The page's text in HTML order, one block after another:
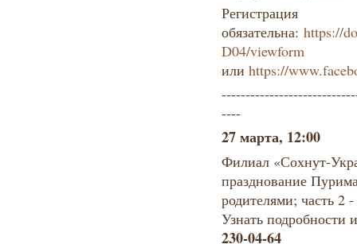
Регистрация
обязательна: https://
D04/viewform
или https://
----
27 марта, 12:00
Филиал «Сохнут-
празднование
родителями; часть 2
Узнать подробности
230-04-64